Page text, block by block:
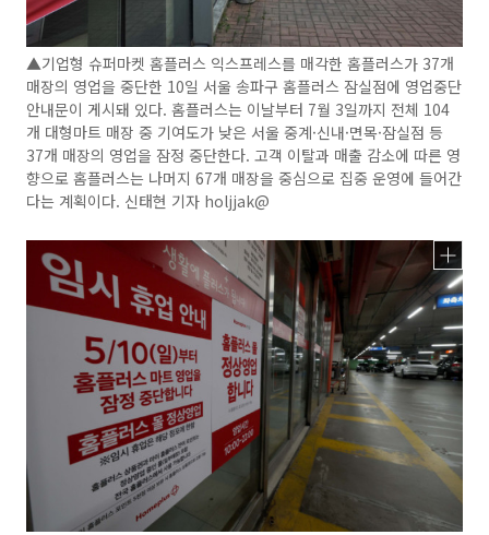
▲기업형 슈퍼마켓 홈플러스 익스프레스를 매각한 홈플러스가 37개
매장의 영업을 중단한 10일 서울 송파구 홈플러스 잠실점에 영업중단
안내문이 게시돼 있다. 홈플러스는 이날부터 7월 3일까지 전체 104
개 대형마트 매장 중 기여도가 낮은 서울 중계·신내·면목·잠실점 등
37개 매장의 영업을 잠정 중단한다. 고객 이탈과 매출 감소에 따른 영
향으로 홈플러스는 나머지 67개 매장을 중심으로 집중 운영에 들어간
다는 계획이다. 신태현 기자 holjjak@